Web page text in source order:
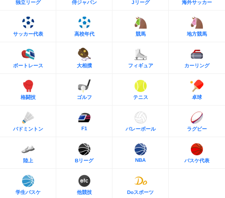
独立リーグ 侍ジャパン Jリーグ 海外サッカー
サッカー代表 高校年代 競馬 地方競馬
ボートレース 大相撲 フィギュア カーリング
格闘技 ゴルフ テニス 卓球
バドミントン F1 バレーボール ラグビー
陸上 Bリーグ NBA バスケ代表
学生バスケ 他競技 Doスポーツ